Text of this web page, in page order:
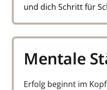
und dich Schritt für
Mentale
Erfolg beginnt im